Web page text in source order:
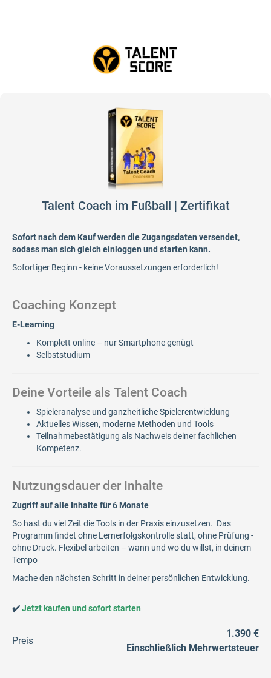
Talent Coach im Fußball | Zertifikat
Sofort nach dem Kauf werden die Zugangsdaten versendet,
sodass man sich gleich einloggen und starten kann.
Sofortiger Beginn - keine Voraussetzungen erforderlich!
Coaching Konzept
E-Learning
Komplett online – nur Smartphone genügt
Selbststudium
Deine Vorteile als Talent Coach
Spieleranalyse und ganzheitliche Spielerentwicklung
Aktuelles Wissen, moderne Methoden und Tools​
Teilnahmebestätigung als Nachweis deiner fachlichen
Kompetenz.
Nutzungsdauer der Inhalte
Zugriff auf alle Inhalte für 6 Monate
So hast du viel Zeit die Tools in der Praxis einzusetzen. Das
Programm findet ohne Lernerfolgskontrolle statt, ohne Prüfung -
ohne Druck. Flexibel arbeiten – wann und wo du willst, in deinem
Tempo
Mache den nächsten Schritt in deiner persönlichen Entwicklung.
✔️Jetzt kaufen und sofort starten
Preis
1.390 €
Einschließlich Mehrwertsteuer